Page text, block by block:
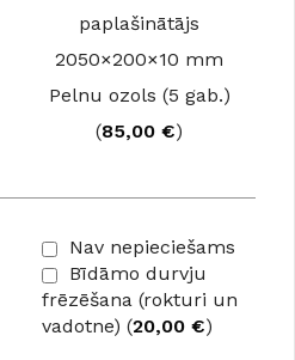
paplašinātājs
2050×200×10 mm
Pelnu ozols (5 gab.)
(85,00 €)
Nav nepieciešams
Bīdāmo durvju
frēzēšana (rokturi un
vadotne) (20,00 €)